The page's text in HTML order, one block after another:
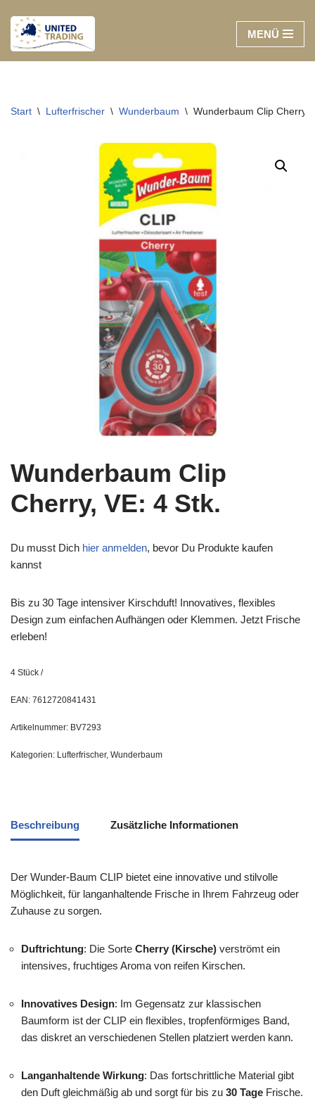
Zum
Inhalt
MENÜ
Start \ Lufterfrischer \ Wunderbaum \ Wunderbaum Clip Cherry,
Wunderbaum Clip
Cherry, VE: 4 Stk.
Du musst Dich hier anmelden, bevor Du Produkte kaufen
kannst
Bis zu 30 Tage intensiver Kirschduft! Innovatives, flexibles
Design zum einfachen Aufhängen oder Klemmen. Jetzt Frische
erleben!
4 Stück /
EAN: 7612720841431
Artikelnummer: BV7293
Kategorien: Lufterfrischer, Wunderbaum
Beschreibung Zusätzliche Informationen
Der Wunder-Baum CLIP bietet eine innovative und stilvolle
Möglichkeit, für langanhaltende Frische in Ihrem Fahrzeug oder
Zuhause zu sorgen.
Duftrichtung: Die Sorte Cherry (Kirsche) verströmt ein
intensives, fruchtiges Aroma von reifen Kirschen.
Innovatives Design: Im Gegensatz zur klassischen
Baumform ist der CLIP ein flexibles, tropfenförmiges Band,
das diskret an verschiedenen Stellen platziert werden kann.
Langanhaltende Wirkung: Das fortschrittliche Material gibt
den Duft gleichmäßig ab und sorgt für bis zu 30 Tage Frische.